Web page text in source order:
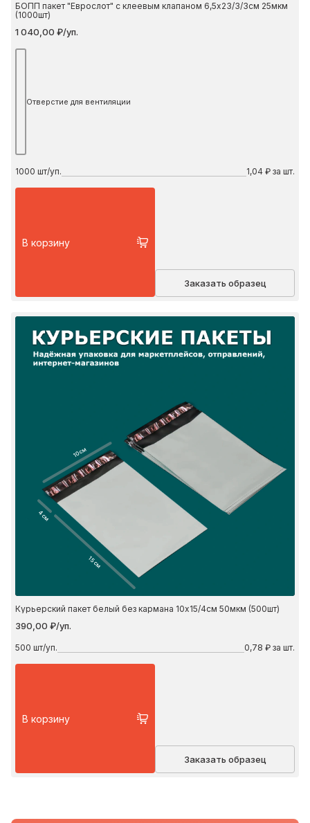
БОПП пакет "Еврослот" с клеевым клапаном 6,5х23/3/3см 25мкм
(1000шт)
1 040,00 ₽/уп.
Отверстие для вентиляции
1000 шт/уп. 1,04 ₽ за шт.
В корзину
Заказать образец
10 см
4 см
15 см
Курьерский пакет белый без кармана 10х15/4см 50мкм (500шт)
390,00 ₽/уп.
500 шт/уп. 0,78 ₽ за шт.
В корзину
Заказать образец